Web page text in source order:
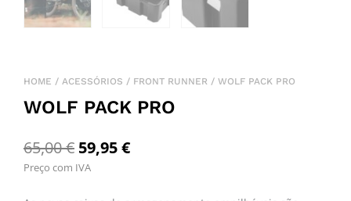
HOME / ACESSÓRIOS / FRONT RUNNER / WOLF PACK PRO
WOLF PACK PRO
65,00€ Original
price
was:
59,95€Current
is:
Preço com IVA